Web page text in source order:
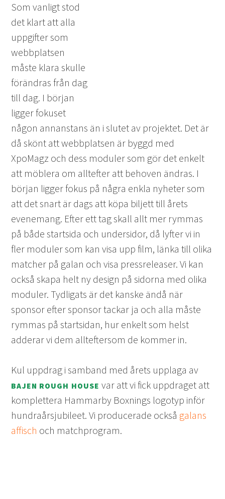
Som vanligt stod
det klart att alla
uppgifter som
webbplatsen
måste klara skulle
förändras från dag
till dag. I början
ligger fokuset
någon annanstans än i slutet av projektet. Det är
då skönt att webbplatsen är byggd med
XpoMagz och dess moduler som gör det enkelt
att möblera om alltefter att behoven ändras. I
början ligger fokus på några enkla nyheter som
att det snart är dags att köpa biljett till årets
evenemang. Efter ett tag skall allt mer rymmas
på både startsida och undersidor, då lyfter vi in
fler moduler som kan visa upp film, länka till olika
matcher på galan och visa pressreleaser. Vi kan
också skapa helt ny design på sidorna med olika
moduler. Tydligats är det kanske ändå när
sponsor efter sponsor tackar ja och alla måste
rymmas på startsidan, hur enkelt som helst
adderar vi dem allteftersom de kommer in.
Kul uppdrag i samband med årets upplaga av
BAJEN ROUGH HOUSE var att vi fick uppdraget att
komplettera Hammarby Boxnings logotyp inför
hundraårsjubileet. Vi producerade också galans
affisch och matchprogram.